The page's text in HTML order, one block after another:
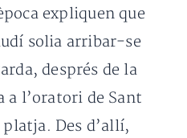
expliquen que
solia arribar-se
després de la
l’oratori de Sant
Des d’allí,